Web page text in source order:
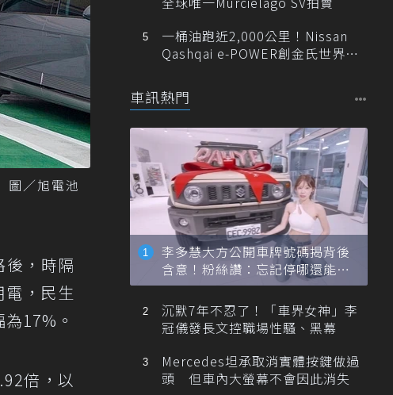
圖／旭電池
後，時隔
，民生
17%。
倍，以
一桶油跑近2,000公里！Nissan
Qashqai e-POWER創金氏世界紀
車訊熱門
李多慧大方公開車牌號碼揭背後
含意！粉絲讚：忘記停哪還能幫
忙找車
沉默7年不忍了！「車界女神」李
冠儀發長文控職場性騷、黑幕
Mercedes坦承取消實體按鍵做過
頭 但車內大螢幕不會因此消失